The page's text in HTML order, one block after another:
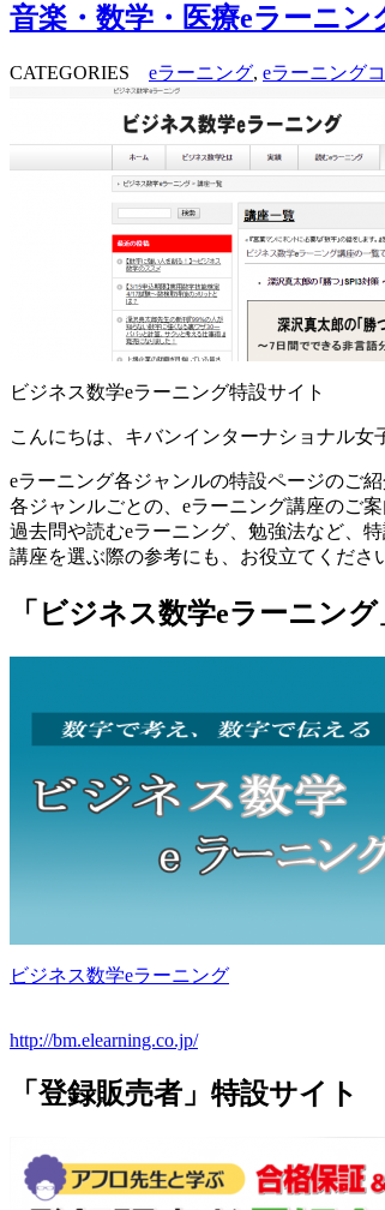
音楽・数学・医療eラーニン
CATEGORIES eラーニング, eラーニング
ビジネス数学eラーニング特設サイト
こんにちは、キバンインターナショナル女
eラーニング各ジャンルの特設ページのご紹
各ジャンルごとの、eラーニング講座のご案
過去問や読むeラーニング、勉強法など、
講座を選ぶ際の参考にも、お役立てくださ
「ビジネス数学eラーニン
ビジネス数学eラーニング
http://bm.elearning.co.jp/
「登録販売者」特設サイト